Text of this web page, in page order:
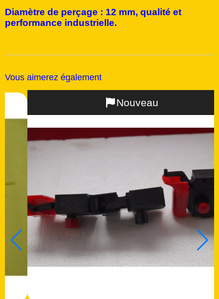
Diamètre de perçage : 12 mm, qualité et
performance industrielle.
Vous aimerez également
Remise